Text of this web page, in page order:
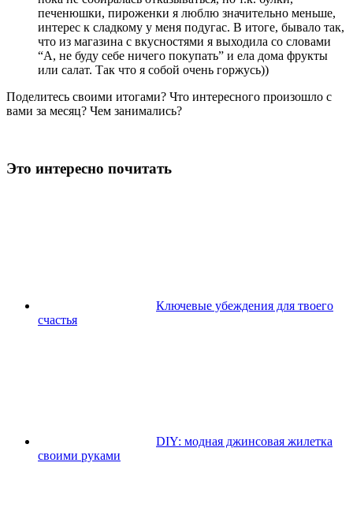
печенюшки, пироженки я люблю значительно меньше,
интерес к сладкому у меня подугас. В итоге, бывало так,
что из магазина с вкусностями я выходила со словами
“А, не буду себе ничего покупать” и ела дома фрукты
или салат. Так что я собой очень горжусь))
Поделитесь своими итогами? Что интересного произошло с
вами за месяц? Чем занимались?
Это интересно почитать
Ключевые убеждения для твоего
счастья
DIY: модная джинсовая жилетка
своими руками